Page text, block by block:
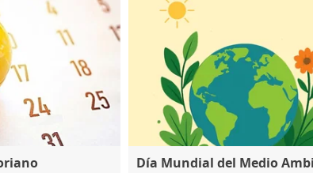
Día Mundial del Medio